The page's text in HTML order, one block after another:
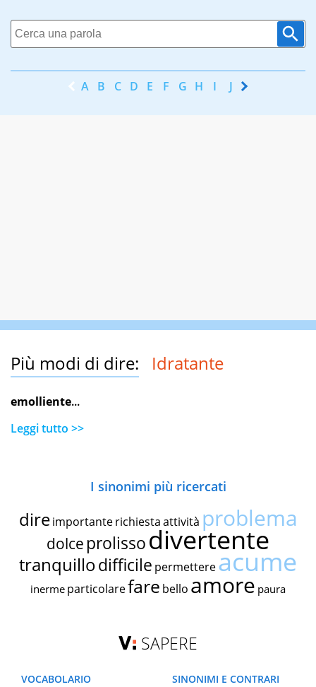
A B C D E F G H I J K
Più modi di dire: Idratante
emolliente...
Leggi tutto >>
I sinonimi più ricercati
dire importante richiestaattività problema
dolce prolissodivertente
tranquillodifficile permettereacume
inerme particolarefare bello amore paura
SAPERE
VOCABOLARIO
SINONIMI E CONTRARI